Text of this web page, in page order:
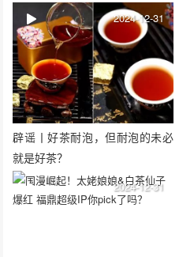
辟谣丨好茶耐泡，但耐泡的未必
就是好茶？
2024-12-31
2024-12-31